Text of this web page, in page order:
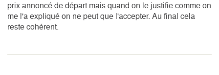
prix annoncé de départ mais quand on le justifie comme on
me l'a expliqué on ne peut que l'accepter. Au final cela
reste cohérent.